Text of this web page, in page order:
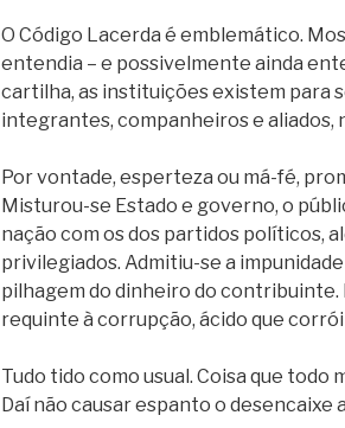
O Código Lacerda é emblemático.
entendia – e possivelmente ainda
cartilha, as instituições existem para
integrantes, companheiros e aliados,
Por vontade, esperteza ou má-fé,
Misturou-se Estado e governo, o
nação com os dos partidos políticos,
privilegiados. Admitiu-se a
pilhagem do dinheiro do contribuinte.
requinte à corrupção, ácido que
Tudo tido como usual. Coisa que todo
Daí não causar espanto o desencaixe